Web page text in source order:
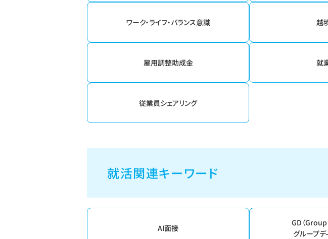
ワーク・ライフ・バランス意識 越
雇用調整助成金 就
従業員シェアリング
就活関連キーワード
AI面接
GD（
グループデ